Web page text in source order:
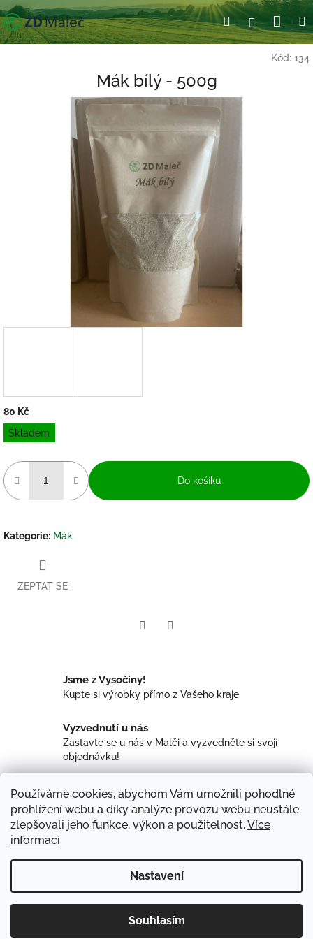
Používáme cookies, abychom Vám umožnili pohodlné
prohlížení webu a díky analýze provozu webu neustále
zlepšovali jeho funkce, výkon a použitelnost.Více
informací
Nastavení
Souhlasím
Přejít
na
obsah
Veškeré maso můžeme vakuově zabalit - stačí přidat do košíku
HledatPřihlášení
Kód: 134
Mák bílý - 500g
80 Kč
Měrná
cena:
Skladem
Do košíku
Kategorie: Mák
ZEPTAT SE
Jsme z Vysočiny!
Kupte si výrobky přímo z Vašeho kraje
Vyzvednutí u nás
Zastavte se u nás v Malči a vyzvedněte si svojí
objednávku!
Zemědělské družstvo Maleč obhospodařuje celkem
1.750 ha
Popis produktu není dostupný